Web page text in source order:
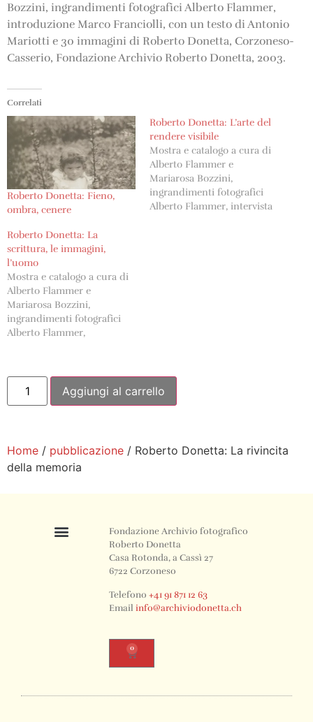
Bozzini, ingrandimenti fotografici Alberto Flammer,
introduzione Marco Franciolli, con un testo di Antonio
Mariotti e 30 immagini di Roberto Donetta, Corzoneso-
Casserio, Fondazione Archivio Roberto Donetta, 2003.
Correlati
Roberto Donetta: Fieno,
ombra, cenere
Roberto Donetta: L’arte del
rendere visibile
Mostra e catalogo a cura di
Alberto Flammer e
Mariarosa Bozzini,
ingrandimenti fotografici
Alberto Flammer, intervista
Roberto Donetta: La
scrittura, le immagini,
l’uomo
Mostra e catalogo a cura di
Alberto Flammer e
Mariarosa Bozzini,
ingrandimenti fotografici
Alberto Flammer,
Sandro Bianconi e 30
immagini di Roberto
Donetta, Corzoneso-
2005.
Aggiungi al carrello
Home / pubblicazione / Roberto Donetta: La rivincita
della memoria
Fondazione Archivio fotografico
Roberto Donetta
Casa Rotonda, a Cassì 27
6722 Corzoneso
Telefono+41 91 871 12 63
Emailinfo@archiviodonetta.ch
0